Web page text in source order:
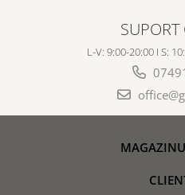
SUPORT
L-V: 9:00-20:00 I S: